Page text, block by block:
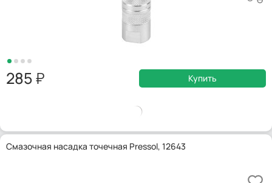
285 Купить
Смазочная насадка точечная Pressol, 12643